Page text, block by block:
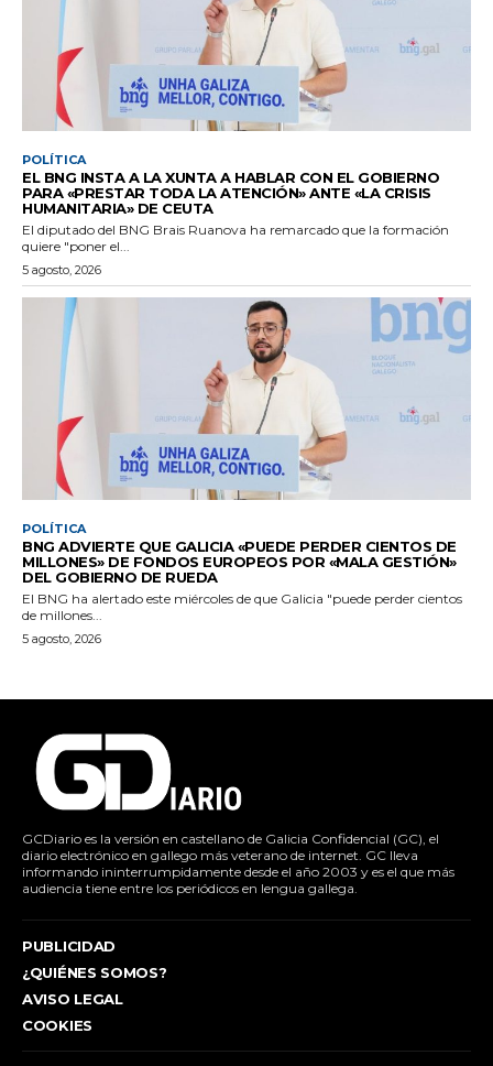
POLÍTICA
EL BNG INSTA A LA XUNTA A HABLAR CON EL GOBIERNO
PARA «PRESTAR TODA LA ATENCIÓN» ANTE «LA CRISIS
HUMANITARIA» DE CEUTA
El diputado del BNG Brais Ruanova ha remarcado que la formación
quiere "poner el...
5 agosto, 2026
POLÍTICA
BNG ADVIERTE QUE GALICIA «PUEDE PERDER CIENTOS DE
MILLONES» DE FONDOS EUROPEOS POR «MALA GESTIÓN»
DEL GOBIERNO DE RUEDA
El BNG ha alertado este miércoles de que Galicia "puede perder cientos
de millones...
5 agosto, 2026
GCDiario es la versión en castellano de Galicia Confidencial (GC), el
diario electrónico en gallego más veterano de internet. GC lleva
informando ininterrumpidamente desde el año 2003 y es el que más
audiencia tiene entre los periódicos en lengua gallega.
PUBLICIDAD
¿QUIÉNES SOMOS?
AVISO LEGAL
COOKIES